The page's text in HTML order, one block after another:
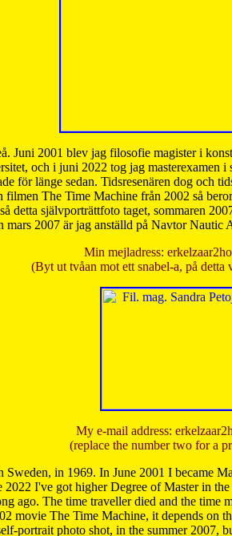
Juni 2001 blev jag filosofie magister i
och i juni 2022 tog jag masterexamen i
för länge sedan. Tidsresenären dog och
The Time Machine från 2002 så
detta självporträttfoto taget, sommaren
mars 2007 är jag anställd på Navtor Nautic
Min mejladress:
(Byt ut tvåan mot ett snabel-a, på detta
My e-mail address:
(replace the number two for a
in 1969. In June 2001 I became
2022 I've got higher Degree of Master in the
ago. The time traveller died and the
movie The Time Machine, it depends on
portrait photo shot, in the summer 2007,